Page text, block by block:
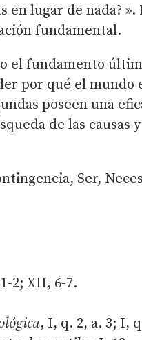
en lugar de nada? ».
fundamental.
el fundamento
por qué el mundo
poseen una
de las causas
Ser,
2; XII, 6-7.
, I, q. 2, a. 3; I,